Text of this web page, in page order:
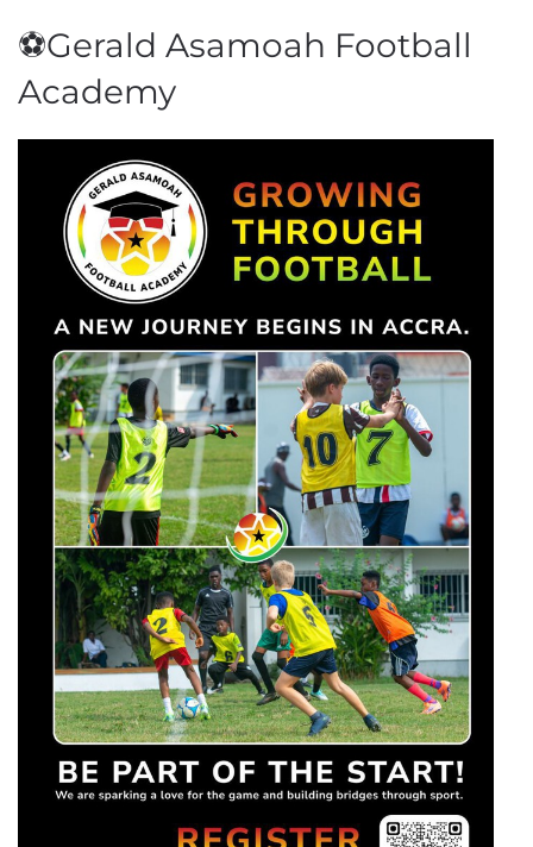
⚽Gerald Asamoah Football
Academy